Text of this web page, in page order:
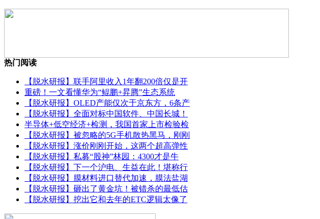
热门阅读
【脱水研报】联手阿里收入1年翻200倍仅是开
重磅！一文看懂华为“鲲鹏+昇腾”生态系统
【脱水研报】OLED产能仅次于京东方，6条产
【脱水研报】全面对标中国软件、中国长城！
半导体+低空经济+检测，我国首家上市检验检
【脱水研报】被忽略的5G手机散热黑马，刚刚
【脱水研报】涨价刚刚开始，这两个超高弹性
【脱水研报】私募“股神”林园：4300才是牛
【脱水研报】下一个沪电、生益在此！堪称行
【脱水研报】膜材料进口替代加速，膜法盐湖
【脱水研报】砸出了黄金坑！被错杀的最低估
【脱水研报】挖出它和去年的ETC逻辑太像了